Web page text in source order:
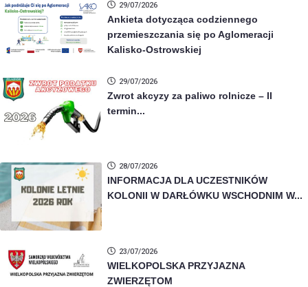
29/07/2026
Ankieta dotycząca codziennego
przemieszczania się po Aglomeracji
Kalisko-Ostrowskiej
29/07/2026
Zwrot akcyzy za paliwo rolnicze – II
termin...
28/07/2026
INFORMACJA DLA UCZESTNIKÓW
KOLONII W DARŁÓWKU WSCHODNIM W...
23/07/2026
WIELKOPOLSKA PRZYJAZNA
ZWIERZĘTOM